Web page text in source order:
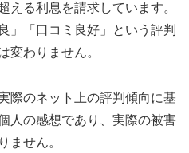
える利息を請求しています。
」「口コミ良好」という評判
変わりません。
際のネット上の評判傾向に基
人の感想であり、実際の被害
ません。